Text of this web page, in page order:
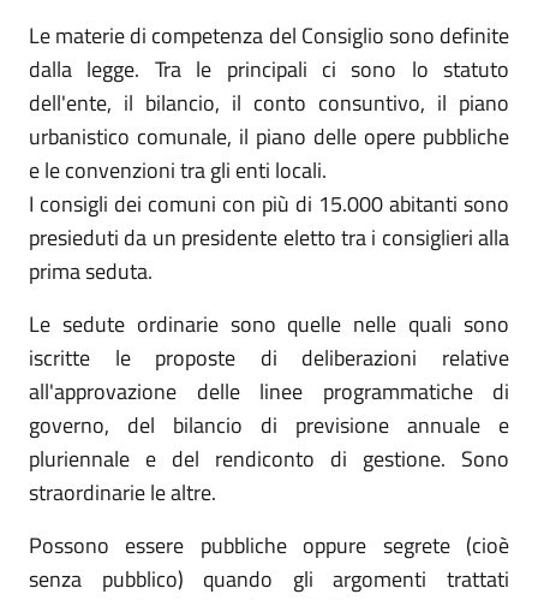
Le materie di competenza del Consiglio sono definite
dalla legge. Tra le principali ci sono lo statuto
dell'ente, il bilancio, il conto consuntivo, il piano
urbanistico comunale, il piano delle opere pubbliche
e le convenzioni tra gli enti locali.
I consigli dei comuni con più di 15.000 abitanti sono
presieduti da un presidente eletto tra i consiglieri alla
prima seduta.
Le sedute ordinarie sono quelle nelle quali sono
iscritte le proposte di deliberazioni relative
all'approvazione delle linee programmatiche di
governo, del bilancio di previsione annuale e
pluriennale e del rendiconto di gestione. Sono
straordinarie le altre.
Possono essere pubbliche oppure segrete (cioè
senza pubblico) quando gli argomenti trattati